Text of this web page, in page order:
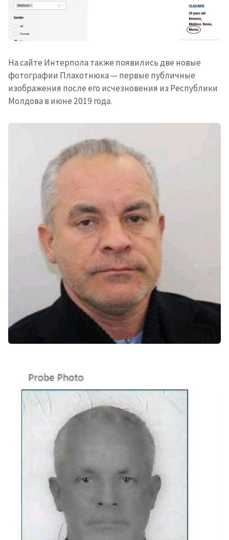
На сайте Интерпола также появились две новые
фотографии Плахотнюка — первые публичные
изображения после его исчезновения из Республики
Молдова в июне 2019 года.